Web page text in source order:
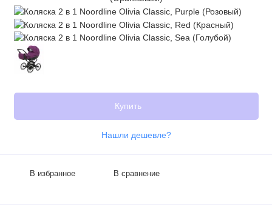
Купить
Нашли дешевле?
В избранное В сравнение